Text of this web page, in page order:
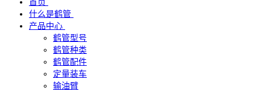
什么是鹤管
产品中心
鹤管型号
鹤管种类
鹤管配件
定量装车
输油臂